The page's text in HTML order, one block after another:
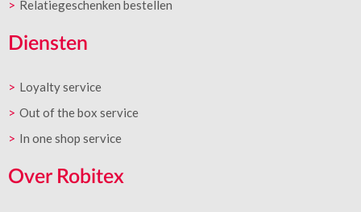
Relatiegeschenken bestellen
Diensten
Loyalty service
Out of the box service
In one shop service
Over Robitex